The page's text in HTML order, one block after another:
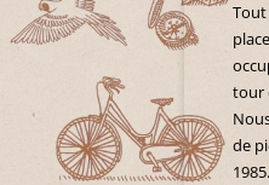
Tout
tour
de
1985.